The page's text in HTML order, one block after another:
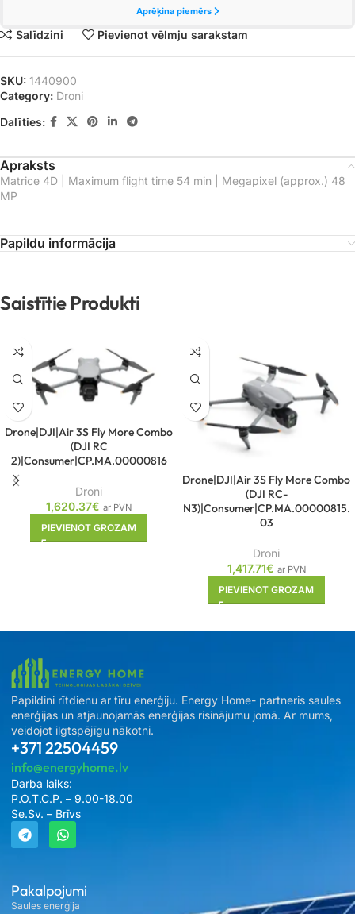
Salīdzini Pievienot vēlmju sarakstam
SKU: 1440900
Category: Droni
Dalīties:
Apraksts
Matrice 4D | Maximum flight time 54 min | Megapixel (approx.) 48
MP
Papildu informācija
Saistītie Produkti
Drone|DJI|Air 3S Fly More Combo
(DJI RC
2)|Consumer|CP.MA.00000816
Droni
1,620.37€ ar PVN
PIEVIENOT GROZAM
Drone|DJI|Air 3S Fly More Combo
(DJI RC-
N3)|Consumer|CP.MA.00000815.
03
Droni
1,417.71€ ar PVN
PIEVIENOT GROZAM
Pakalpojumi
Saules enerģija
Papildini rītdienu ar tīru enerģiju. Energy Home- partneris saules
enerģijas un atjaunojamās enerģijas risinājumu jomā. Ar mums,
veidojot ilgtspējīgu nākotni.
+371 22504459
info@energyhome.lv
Darba laiks:
P.O.T.C.P. – 9.00-18.00
Se.Sv. – Brīvs